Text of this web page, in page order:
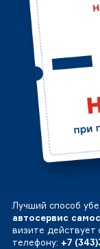
Лучший способ
автосервис
визите действует
телефону: +7